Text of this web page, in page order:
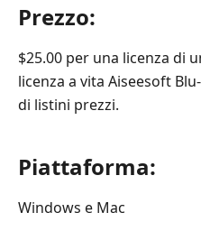
Prezzo:
$25.00 per una licenza di
licenza a vita Aiseesoft
di listini prezzi.
Piattaforma:
Windows e Mac